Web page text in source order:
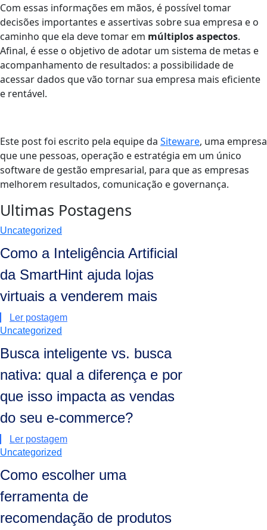
Com essas informações em mãos, é possível tomar
decisões importantes e assertivas sobre sua empresa e o
caminho que ela deve tomar em múltiplos aspectos.
Afinal, é esse o objetivo de adotar um sistema de metas e
acompanhamento de resultados: a possibilidade de
acessar dados que vão tornar sua empresa mais eficiente
e rentável.
Este post foi escrito pela equipe da Siteware, uma empresa
que une pessoas, operação e estratégia em um único
software de gestão empresarial, para que as empresas
melhorem resultados, comunicação e governança.
Ultimas Postagens
Uncategorized
Como a Inteligência Artificial
da SmartHint ajuda lojas
virtuais a venderem mais
Ler postagem
Uncategorized
Busca inteligente vs. busca
nativa: qual a diferença e por
que isso impacta as vendas
do seu e-commerce?
Ler postagem
Uncategorized
Como escolher uma
ferramenta de
recomendação de produtos